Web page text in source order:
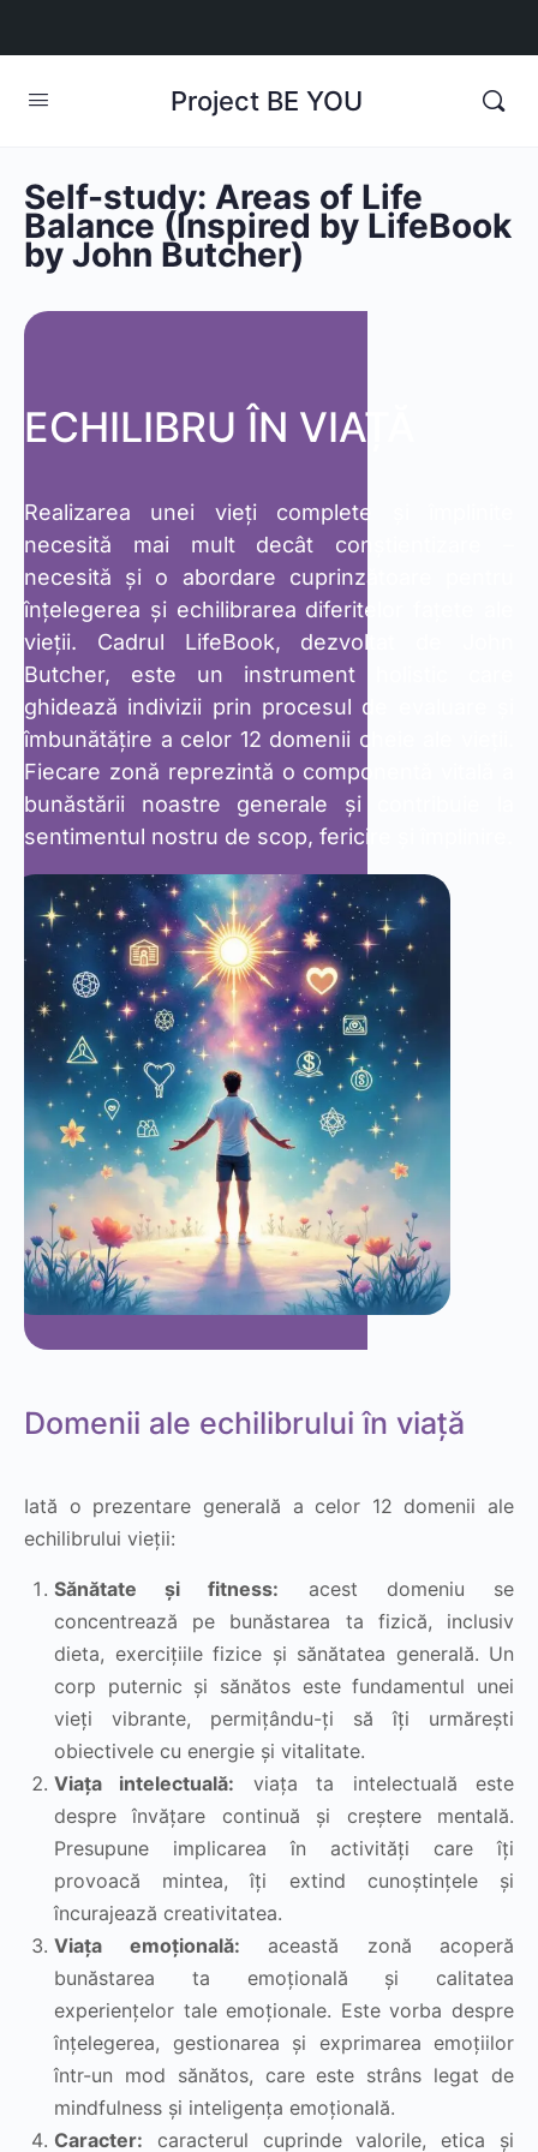
Project BE YOU
Self-study: Areas of Life
Balance (Inspired by LifeBook
by John Butcher)
ECHILIBRU ÎN VIAȚĂ
Realizarea unei vieți complete și împlinite
necesită mai mult decât conștientizare –
necesită și o abordare cuprinzătoare pentru
înțelegerea și echilibrarea diferitelor fațete ale
vieții. Cadrul LifeBook, dezvoltat de John
Butcher, este un instrument holistic care
ghidează indivizii prin procesul de evaluare și
îmbunătățire a celor 12 domenii cheie ale vieții.
Fiecare zonă reprezintă o componentă vitală a
bunăstării noastre generale și contribuie la
sentimentul nostru de scop, fericire și împlinire.
Domenii ale echilibrului în viață
Iată o prezentare generală a celor 12 domenii ale
echilibrului vieții:
Sănătate și fitness: acest domeniu se
concentrează pe bunăstarea ta fizică, inclusiv
dieta, exercițiile fizice și sănătatea generală. Un
corp puternic și sănătos este fundamentul unei
vieți vibrante, permițându-ți să îți urmărești
obiectivele cu energie și vitalitate.
Viața intelectuală: viața ta intelectuală este
despre învățare continuă și creștere mentală.
Presupune implicarea în activități care îți
provoacă mintea, îți extind cunoștințele și
încurajează creativitatea.
Viața emoțională: această zonă acoperă
bunăstarea ta emoțională și calitatea
experiențelor tale emoționale. Este vorba despre
înțelegerea, gestionarea și exprimarea emoțiilor
într-un mod sănătos, care este strâns legat de
mindfulness și inteligența emoțională.
Caracter: caracterul cuprinde valorile, etica și